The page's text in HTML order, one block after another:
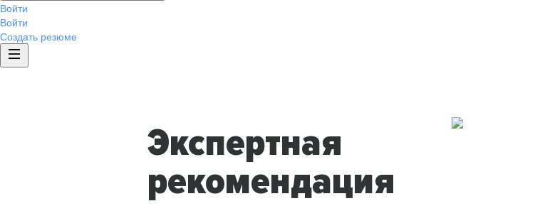
Войти
Войти
Создать резюме
Экспертная
рекомендация